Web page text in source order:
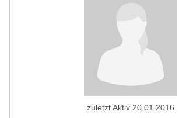
zuletzt Aktiv 20.01.2016